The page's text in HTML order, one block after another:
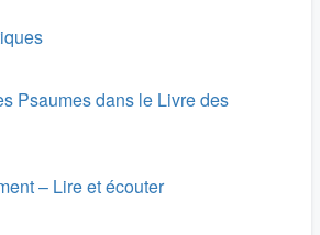
Psaumes dans le Livre des
– Lire et écouter